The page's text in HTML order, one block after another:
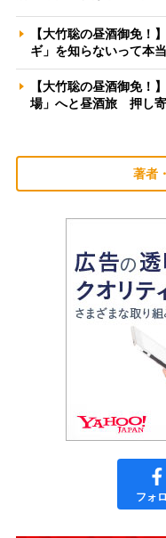
【大竹聡の昼酒御免！
ギ」を知らないって
【大竹聡の昼酒御免！
場」へと昼酒旅 押し
著者
フォ